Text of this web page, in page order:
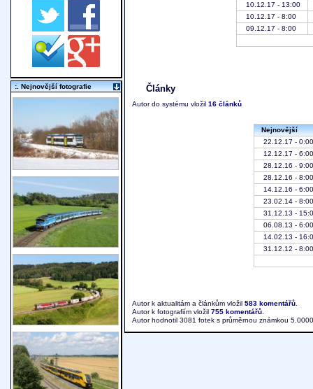
10.12.17 - 13:00
10.12.17 - 8:00
09.12.17 - 8:00
Články
Autor do systému vložil 16 článků
Nejnovější
22.12.17 - 0:00
12.12.17 - 6:00
28.12.16 - 9:00
28.12.16 - 8:00
14.12.16 - 6:00
23.02.14 - 8:00
31.12.13 -
06.08.13 - 6:00
14.02.13 -
31.12.12 - 8:00
Autor k aktualitám a článkům vložil 583 komentářů.
Autor k fotografiím vložil 755 komentářů.
Autor hodnotil 3081 fotek s průměrnou známkou
:. Nejnovější fotografie